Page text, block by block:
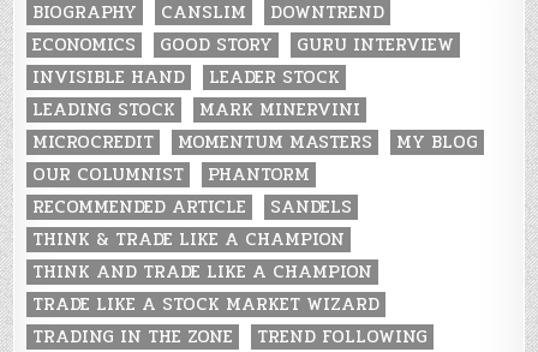
BIOGRAPHY CANSLIM
DOWNTREND
ECONOMICS
GOOD STORY
GURU INTERVIEW
INVISIBLE HAND
LEADER STOCK
LEADING STOCK
MARK MINERVINI
MICROCREDIT
MOMENTUM MASTERS
MY BLOG
OUR COLUMNIST
PHANTORM
RECOMMENDED ARTICLE
SANDELS
THINK & TRADE LIKE A CHAMPION
THINK AND TRADE LIKE A CHAMPION
TRADE LIKE A STOCK MARKET WIZARD
TRADING IN THE ZONE
TREND FOLLOWING